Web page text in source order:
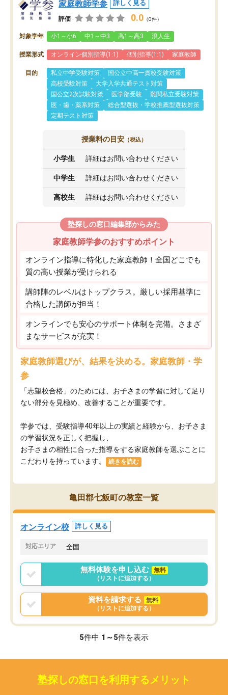
家庭教師学参 詳しく見る
評価 0.0 （0件）
対象学年 小1～小6 中1～中3 高1～高3 浪人生
授業形式 オンライン個別指導(1:1) 個別指導(1:1) 家庭教師
目的 私立中学受験対策
国公立中高一貫校受験対策
高校受験対策
大学入学共通テスト対策
国公立2次試験対策
医学部受験
難関私立受験対策
医・歯・薬系対策
総合型選抜・学校推薦型選抜対策
定期テスト対策
授業料の目安 （税込）
小学生 詳細はお問い合わせください
中学生 詳細はお問い合わせください
高校生 詳細はお問い合わせください
塾探しの窓口編集部からみた
家庭教師学参のおすすめポイント
オンライン指導に特化した家庭教師！全国どこでも
質の高い授業が受けられる
講師陣のレベルはトップクラス。厳しい採用基準に
合格した講師が担当！
オンラインでも安心のサポート体制を完備。さまざ
まなサービスが充実！
家庭教師選びが、結果を決める。家庭教師・学
参
「志望校合格」のためには、お子さまの学習に対して足り
ない部分を見極め、改善することが重要です。
学参では、受験指導40年以上の実績と経験から、お子さま
の学習状況を正しく把握し、
お子さまの相性に合った指導をする家庭教師を選ぶことに
こだわりを持っています。
続きを読む
亀田郡七飯町の教室一覧
オンライン校 詳しく見る
対応エリア 全国
無料体験を申し込む
無料
（リストに追加する）
資料を請求する
無料
（リストに追加する）
5件中 1～5件を表示
塾探しの窓口を利用するメリット